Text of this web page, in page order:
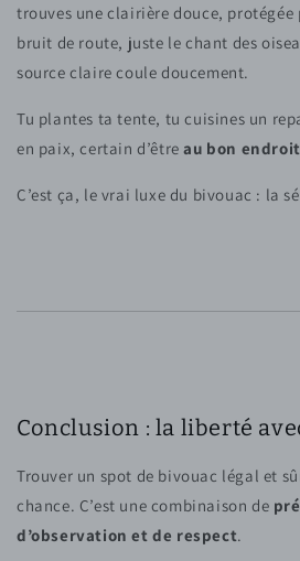
trouves une clairière douce, protégée
bruit de route, juste le chant des
source claire coule doucement.
Tu plantes ta tente, tu cuisines un
en paix, certain d’êtreau bon
C’est ça, le vrai luxe du bivouac : la
Conclusion : la liberté
Trouver un spot de bivouac légal et
chance. C’est une combinaison de
d’observation et de respect.